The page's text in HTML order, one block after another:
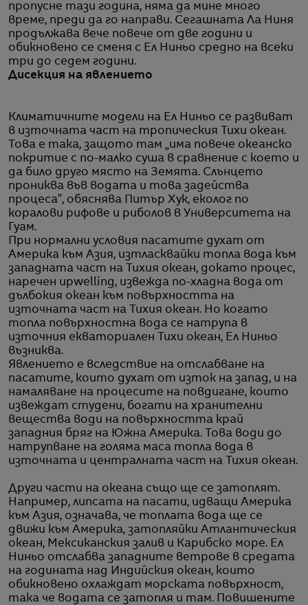
пропусне тази година, няма да мине много
време, преди да го направи. Сегашната Ла Ниня
продължава вече повече от две години и
обикновено се сменя с Ел Ниньо средно на всеки
три до седем години.
Дисекция на явлението
Климатичните модели на Ел Ниньо се развиват
в източната част на тропическия Тихи океан.
Това е така, защото там „има повече океанско
покритие с по-малко суша в сравнение с което и
да било друго място на Земята. Слънцето
прониква във водата и това задейства
процеса”, обяснява Питър Хук, еколог по
коралови рифове и риболов в Университета на
Гуам.
При нормални условия пасатите духат от
Америка към Азия, изтласквайки топла вода към
западната част на Тихия океан, докато процес,
наречен upwelling, извежда по-хладна вода от
дълбокия океан към повърхността на
източната част на Тихия океан. Но когато
топла повърхностна вода се натрупа в
източния екваториален Тихи океан, Ел Ниньо
възниква.
Явлението е вследствие на отслабване на
пасатите, които духат от изток на запад, и на
намаляване на процесите на повдигане, които
извеждат студени, богати на хранителни
вещества води на повърхността край
западния бряг на Южна Америка. Това води до
натрупване на голяма маса топла вода в
източната и централната част на Тихия океан.
Други части на океана също ще се затоплят.
Например, липсата на пасати, идващи Америка
към Азия, означава, че топлата вода ще се
движи към Америка, затопляйки Атлантическия
океан, Мексиканския залив и Карибско море. Ел
Ниньо отслабва западните ветрове в средата
на годината над Индийския океан, които
обикновено охлаждат морската повърхност,
така че водата се затопля и там. Повишените